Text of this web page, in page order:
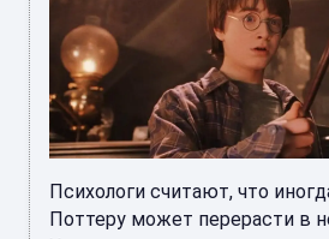
Психологи считают, что
Поттеру может перерасти в